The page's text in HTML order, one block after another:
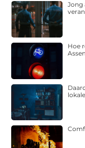
Jong
Hoe